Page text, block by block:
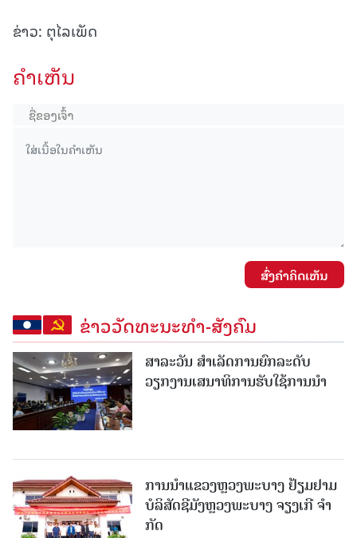
ຂ່າວ: ຕຸໄລເພັດ
ຄໍາເຫັນ
ສົ່ງຄໍາຄິດເຫັນ
ຂ່າວວັດທະນະທຳ-ສັງຄົມ
ສາລະວັນ ສໍາເລັດການຍົກລະດັບ
ວຽກງານເສນາທິການຮັບໃຊ້ການນໍາ
ການນຳແຂວງຫຼວງພະບາງ ຢ້ຽມ​ຢາມ
ບໍ​ລິ​ສັດຊີມັງຫຼວງພະບາງ ຈຽງເກີ ຈໍາ
ກັດ